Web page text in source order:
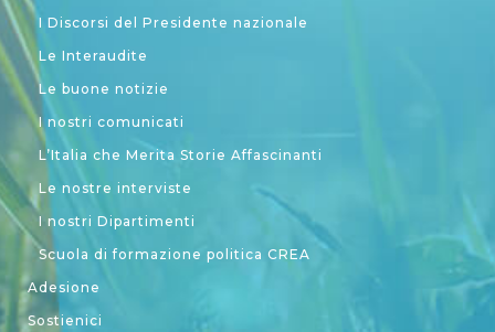
I Discorsi del Presidente nazionale
Le Interaudite
Le buone notizie
I nostri comunicati
L’Italia che Merita Storie Affascinanti
Le nostre interviste
I nostri Dipartimenti
Scuola di formazione politica CREA
Adesione
Sostienici